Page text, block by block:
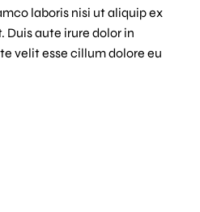
laboris nisi ut aliquip ex
Duis aute irure dolor in
velit esse cillum dolore eu